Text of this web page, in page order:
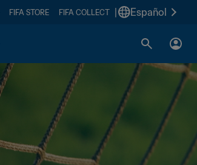
FIFA STORE FIFA COLLECT Español